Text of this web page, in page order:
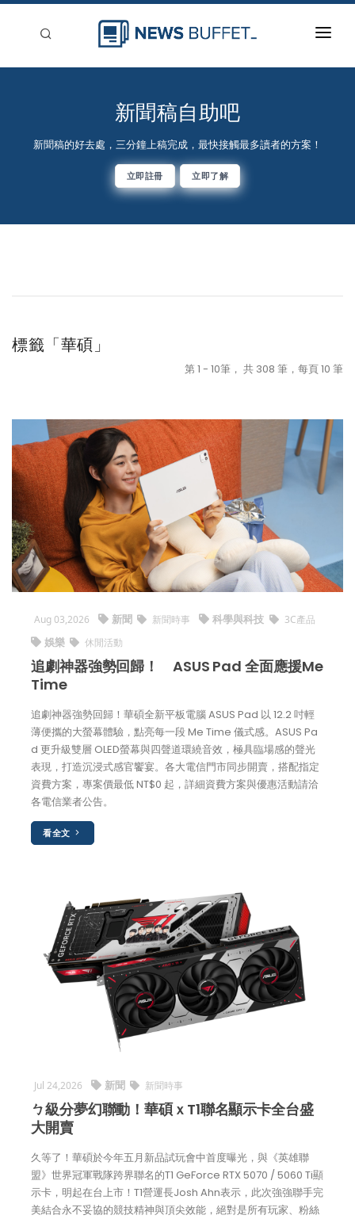
回到首頁
登入
新聞稿自助吧
新聞稿的好去處，三分鐘上稿完成，最快接觸最多讀者的方案！
立即註冊 立即了解
標籤「華碩」
第 1 - 10筆， 共 308 筆，每頁 10 筆
Aug 03,2026 新聞 新聞時事 科學與科技 3C產品
娛樂 休閒活動
追劇神器強勢回歸！ ASUS Pad 全面應援Me
Time
追劇神器強勢回歸！華碩全新平板電腦 ASUS Pad 以 12.2 吋輕
薄便攜的大螢幕體驗，點亮每一段 Me Time 儀式感。ASUS Pa
d 更升級雙層 OLED螢幕與四聲道環繞音效，極具臨場感的聲光
表現，打造沉浸式感官饗宴。各大電信門市同步開賣，搭配指定
資費方案，專案價最低 NT$0 起，詳細資費方案與優惠活動請洽
各電信業者公告。
看全文
Jul 24,2026 新聞 新聞時事
ㄅ級分夢幻聯動！華碩ｘT1聯名顯示卡全台盛
大開賣
久等了！華碩於今年五月新品試玩會中首度曝光，與《英雄聯
盟》世界冠軍戰隊跨界聯名的T1 GeForce RTX 5070 / 5060 Ti顯
示卡，明起在台上市！T1營運長Josh Ahn表示，此次強強聯手完
美結合永不妥協的競技精神與頂尖效能，絕對是所有玩家、粉絲